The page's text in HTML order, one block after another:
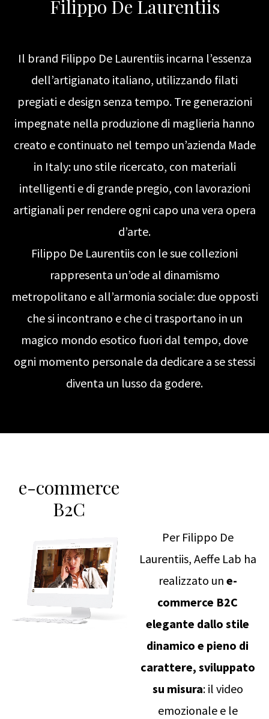
Filippo De Laurentiis
Il brand Filippo De Laurentiis incarna l’essenza
dell’artigianato italiano, utilizzando filati
pregiati e design senza tempo. Tre generazioni
impegnate nella produzione di maglieria hanno
creato e continuato nel tempo un’azienda Made
in Italy: uno stile ricercato, con materiali
intelligenti e di grande pregio, con lavorazioni
artigianali per rendere ogni capo una vera opera
d’arte.
Filippo De Laurentiis con le sue collezioni
rappresenta un’ode al dinamismo
metropolitano e all’armonia sociale: due opposti
che si incontrano e che ci trasportano in un
magico mondo esotico fuori dal tempo, dove
ogni momento personale da dedicare a se stessi
diventa un lusso da godere.
Per Filippo De
Laurentiis, Aeffe Lab ha
realizzato un e-
commerce B2C
elegante dallo stile
dinamico e pieno di
carattere, sviluppato
su misura: il video
emozionale e le
e-commerce
B2C